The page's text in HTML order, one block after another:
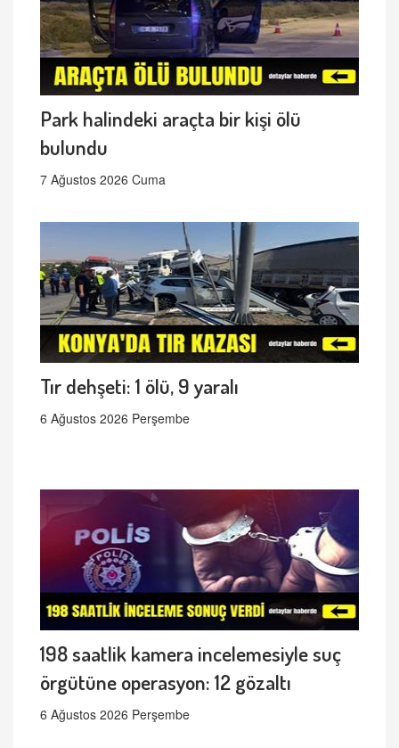
Park halindeki araçta bir kişi ölü
bulundu
7 Ağustos 2026 Cuma
Tır dehşeti: 1 ölü, 9 yaralı
6 Ağustos 2026 Perşembe
198 saatlik kamera incelemesiyle suç
örgütüne operasyon: 12 gözaltı
6 Ağustos 2026 Perşembe